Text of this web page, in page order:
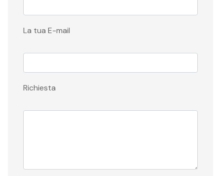
La tua E-mail
Richiesta